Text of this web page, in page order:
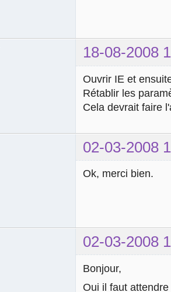
18-08-2008
Ouvrir IE et
Rétablir les
Cela devrait faire
02-03-2008
Ok, merci bien.
02-03-2008
Bonjour,
Oui il faut